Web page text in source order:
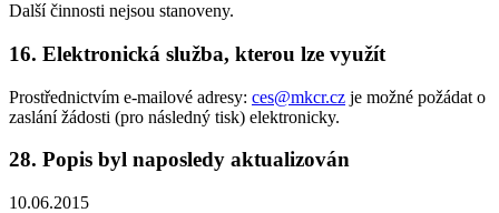
Další činnosti nejsou stanoveny.
16. Elektronická služba, kterou lze využít
Prostřednictvím e-mailové adresy: ces@mkcr.cz je možné požádat o
zaslání žádosti (pro následný tisk) elektronicky.
28. Popis byl naposledy aktualizován
10.06.2015